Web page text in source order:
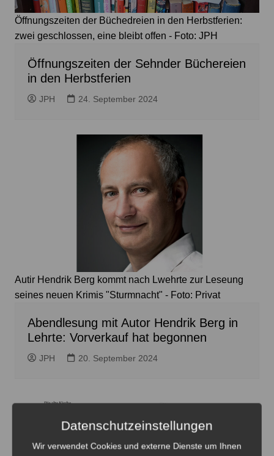
Öffnungszeiten der Büchedreien in den Herbstferien:
zwei geschlossen, eine bleibt offen - Foto: JPH
Öffnungszeiten der Sehnder Büchereien
in den Herbstferien
JPH 24. September 2024
Autir Hendrik Berg kommt nach Lwehrte zur Leseung
seines neuen Krimis "Sturmnacht" - Foto: Privat
Abendlesung mit Autor Hendrik Berg in
Lehrte: Vorverkauf hat begonnen
JPH 20. September 2024
Datenschutzeinstellungen
Wir verwendet Cookies und externe Dienste um Ihnen